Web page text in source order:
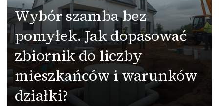
Wybór szamba bez
pomyłek. Jak dopasować
zbiornik do liczby
mieszkańców i warunków
działki?